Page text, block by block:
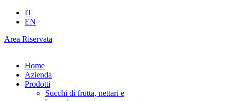
IT
EN
Area Riservata
Home
Azienda
Prodotti
Succhi di frutta, nettari e